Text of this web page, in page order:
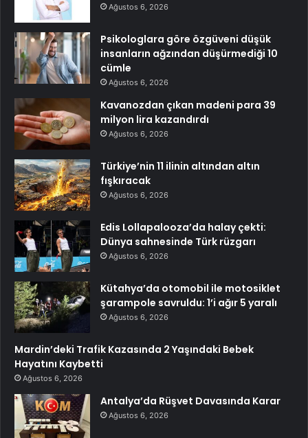
Ağustos 6, 2026
Psikologlara göre özgüveni düşük
insanların ağzından düşürmediği 10
cümle
Ağustos 6, 2026
Kavanozdan çıkan madeni para 39
milyon lira kazandırdı
Ağustos 6, 2026
Türkiye’nin 11 ilinin altından altın
fışkıracak
Ağustos 6, 2026
Edis Lollapalooza’da halay çekti:
Dünya sahnesinde Türk rüzgarı
Ağustos 6, 2026
Kütahya’da otomobil ile motosiklet
şarampole savruldu: 1’i ağır 5 yaralı
Ağustos 6, 2026
Mardin’deki Trafik Kazasında 2 Yaşındaki Bebek
Hayatını Kaybetti
Ağustos 6, 2026
Antalya’da Rüşvet Davasında Karar
Ağustos 6, 2026